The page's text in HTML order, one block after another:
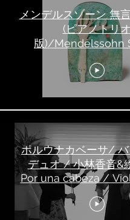
メンデルスゾーン 無
(ピアノトリオ
版)/Mendelssohn
Without Words//
/Lieder ohne Worte/
音/Live
ポルウナカベーサ/
デュオ / 小林香音&
Por una cabeza /
Kanon & Emiri